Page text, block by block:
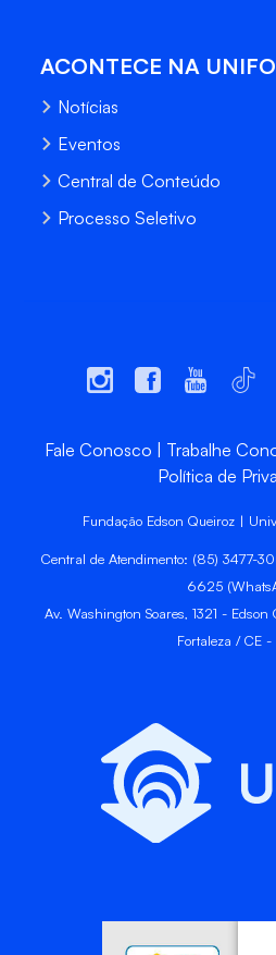
ACONTECE NA
Notícias
Eventos
Central de Conteúdo
Processo Seletivo
Fale Conosco Trabalhe
Política de
Fundação Edson Queiroz |
Central de Atendimento: (85)
6625
Av. Washington Soares, 1321 -
Fortaleza / CE -